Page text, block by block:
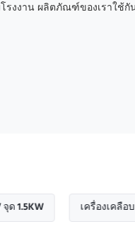
งงาน ผลิตภัณฑ์ของเราใช้
เครื่องเคลือบลูกกลิ้งยู